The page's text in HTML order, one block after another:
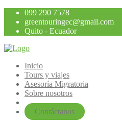
Saltar
contenido
099 290 7578
greentouringec@gmail.com
Quito - Ecuador
Inicio
Tours y viajes
Asesoría Migratoria
Sobre nosotros
Contáctanos